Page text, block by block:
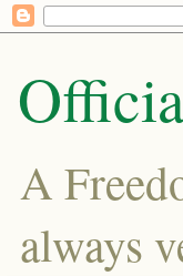
A
always